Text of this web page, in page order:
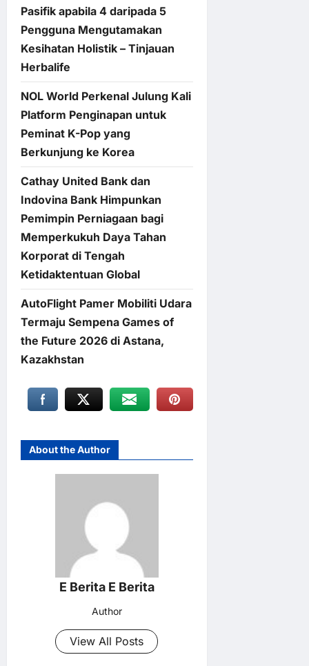
Pasifik apabila 4 daripada 5
Pengguna Mengutamakan
Kesihatan Holistik – Tinjauan
Herbalife
NOL World Perkenal Julung Kali
Platform Penginapan untuk
Peminat K-Pop yang
Berkunjung ke Korea
Cathay United Bank dan
Indovina Bank Himpunkan
Pemimpin Perniagaan bagi
Memperkukuh Daya Tahan
Korporat di Tengah
Ketidaktentuan Global
AutoFlight Pamer Mobiliti Udara
Termaju Sempena Games of
the Future 2026 di Astana,
Kazakhstan
About the Author
E Berita E Berita
Author
View All Posts